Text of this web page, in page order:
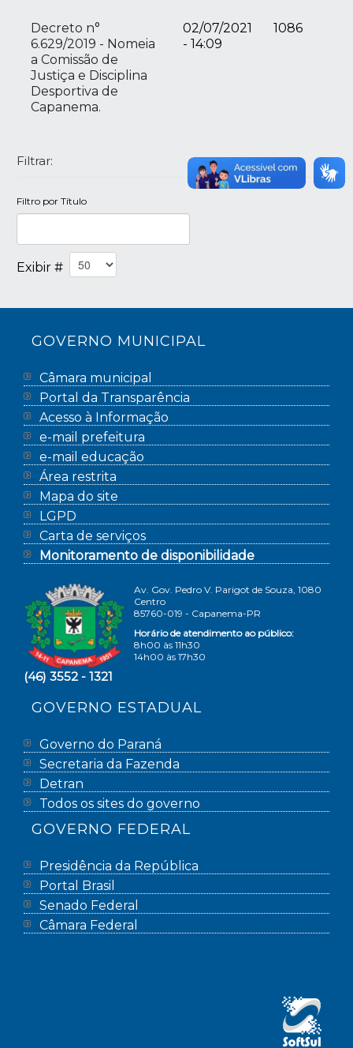
Decreto n°
6.629/2019 - Nomeia
a Comissão de
Justiça e Disciplina
Desportiva de
Capanema.
02/07/2021
- 14:09
1086
Filtrar:
Filtro por Título
Exibir #
GOVERNO MUNICIPAL
Câmara municipal
Portal da Transparência
Acesso à Informação
e-mail prefeitura
e-mail educação
Área restrita
Mapa do site
LGPD
Carta de serviços
Monitoramento de disponibilidade
Av. Gov. Pedro V. Parigot de Souza, 1080
Centro
85760-019 - Capanema-PR
Horário de atendimento ao público:
8h00 às 11h30
14h00 às 17h30
(46) 3552 - 1321
GOVERNO ESTADUAL
Governo do Paraná
Secretaria da Fazenda
Detran
Todos os sites do governo
GOVERNO FEDERAL
Presidência da República
Portal Brasil
Senado Federal
Câmara Federal